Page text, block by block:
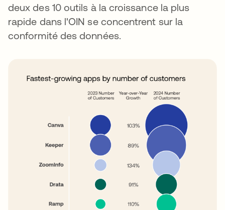
deux des 10 outils à la croissance la plus
rapide dans l'OIN se concentrent sur la
conformité des données.